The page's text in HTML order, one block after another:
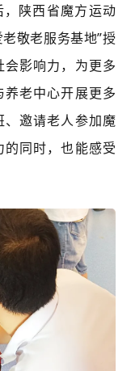
，陕西省魔方运动
敬老服务基地”授
影响力，为更多
老中心开展更多
邀请老人参加魔
同时，也能感受